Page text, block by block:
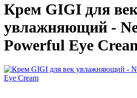
Крем GIGI для
увлажняющий -
Powerful Eye